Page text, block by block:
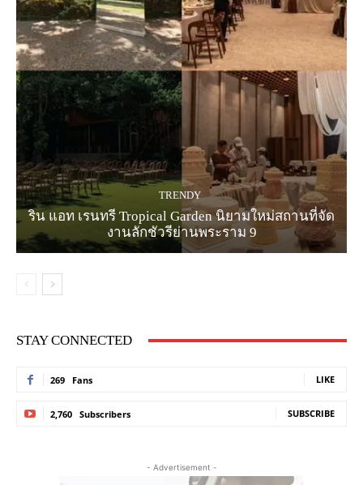
TRENDY
ริน แอท เรนทรี Tropical Garden นิยามใหม่สถานที่จัด
งานลักชัวรีย่านพระราม 9
STAY CONNECTED
269 Fans LIKE
2,760 Subscribers SUBSCRIBE
- Advertisement -